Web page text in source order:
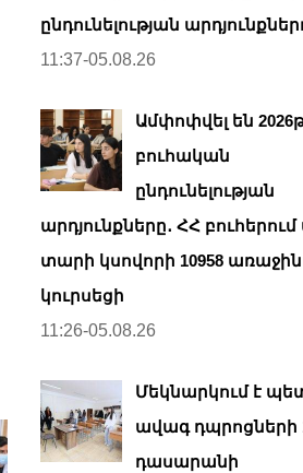
ընդունելության
11:37-05.08.26
Ամփոփվել են
բուհական
ընդունելության
արդյունքները․ ՀՀ բուհերում
տարի կսովորի 10958 առաջին
կուրսեցի
11:26-05.08.26
Մեկնարկում է
ավագ դպրոցների
դասարանի